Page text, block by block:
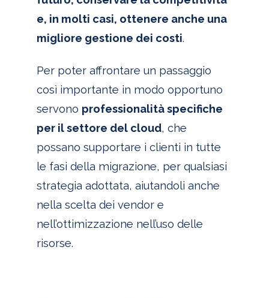
e, in molti casi, ottenere anche una
migliore gestione dei costi.
Per poter affrontare un passaggio
così importante in modo opportuno
servono professionalità specifiche
per il settore del cloud, che
possano supportare i clienti in tutte
le fasi della migrazione, per qualsiasi
strategia adottata, aiutandoli anche
nella scelta dei vendor e
nell’ottimizzazione nell’uso delle
risorse.